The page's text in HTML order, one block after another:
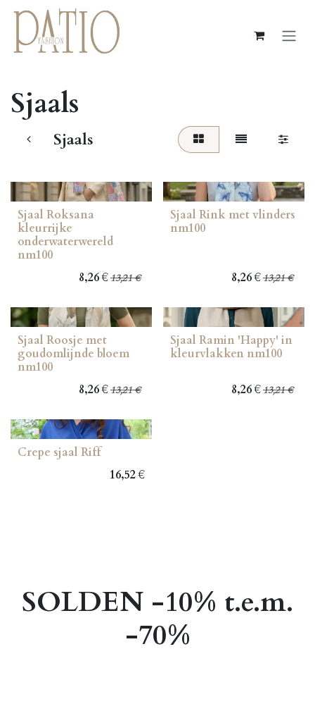
Overslaan naar inhoud
Sjaals
Sjaals
Sjaal Roksana
kleurrijke
onderwaterwereld
nm100
8,26€13,21€
Sjaal Rink met vlinders
nm100
8,26€13,21€
Sjaal Roosje met
goudomlijnde bloem
nm100
8,26€13,21€
Sjaal Ramin 'Happy' in
kleurvlakken nm100
8,26€13,21€
Crepe sjaal Riff
16,52€
SOLDEN -10% t.e.m.
-70%